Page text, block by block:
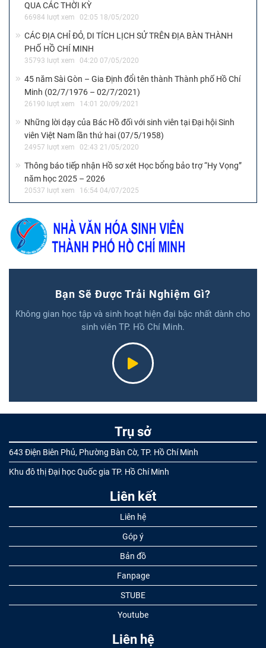
QUA CÁC THỜI KỲ
66984 lượt xem 02:05 18/05/2020
CÁC ĐỊA CHỈ ĐỎ, DI TÍCH LỊCH SỬ TRÊN ĐỊA BÀN THÀNH
PHỐ HỒ CHÍ MINH
35793 lượt xem 04:20 07/05/2020
45 năm Sài Gòn – Gia Định đổi tên thành Thành phố Hồ Chí
Minh (02/7/1976 – 02/7/2021)
26190 lượt xem 14:01 20/09/2021
Những lời dạy của Bác Hồ đối với sinh viên tại Đại hội Sinh
viên Việt Nam lần thứ hai (07/5/1958)
24957 lượt xem 02:43 21/05/2020
Thông báo tiếp nhận Hồ sơ xét Học bổng bảo trợ “Hy Vọng”
năm học 2025 – 2026
20537 lượt xem 16:54 04/07/2025
Bạn Sẽ Được Trải Nghiệm Gì?
Không gian học tập và sinh hoạt hiện đại bậc nhất dành cho
sinh viên TP. Hồ Chí Minh.
Trụ sở
643 Điện Biên Phủ, Phường Bàn Cờ, TP. Hồ Chí Minh
Khu đô thị Đại học Quốc gia TP. Hồ Chí Minh
Liên kết
Liên hệ
Góp ý
Bản đồ
Fanpage
STUBE
Youtube
Liên hệ